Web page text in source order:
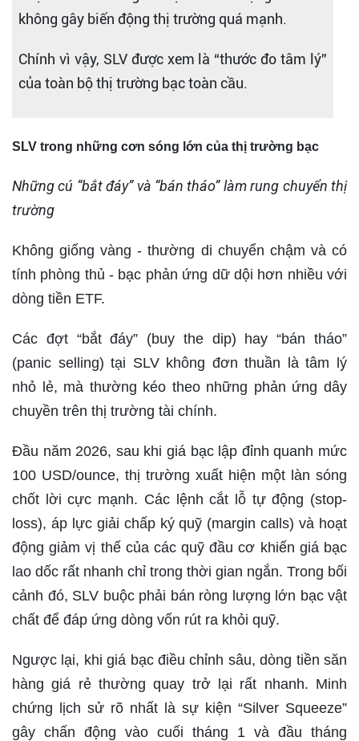
không gây biến động thị trường quá mạnh.
Chính vì vậy, SLV được xem là “thước đo tâm lý”
của toàn bộ thị trường bạc toàn cầu.
SLV trong những cơn sóng lớn của thị trường bạc
Những cú “bắt đáy” và “bán tháo” làm rung chuyển thị
trường
Không giống vàng - thường di chuyển chậm và có
tính phòng thủ - bạc phản ứng dữ dội hơn nhiều với
dòng tiền ETF.
Các đợt “bắt đáy” (buy the dip) hay “bán tháo”
(panic selling) tại SLV không đơn thuần là tâm lý
nhỏ lẻ, mà thường kéo theo những phản ứng dây
chuyền trên thị trường tài chính.
Đầu năm 2026, sau khi giá bạc lập đỉnh quanh mức
100 USD/ounce, thị trường xuất hiện một làn sóng
chốt lời cực mạnh. Các lệnh cắt lỗ tự động (stop-
loss), áp lực giải chấp ký quỹ (margin calls) và hoạt
động giảm vị thế của các quỹ đầu cơ khiến giá bạc
lao dốc rất nhanh chỉ trong thời gian ngắn. Trong bối
cảnh đó, SLV buộc phải bán ròng lượng lớn bạc vật
chất để đáp ứng dòng vốn rút ra khỏi quỹ.
Ngược lại, khi giá bạc điều chỉnh sâu, dòng tiền săn
hàng giá rẻ thường quay trở lại rất nhanh. Minh
chứng lịch sử rõ nhất là sự kiện “Silver Squeeze”
gây chấn động vào cuối tháng 1 và đầu tháng